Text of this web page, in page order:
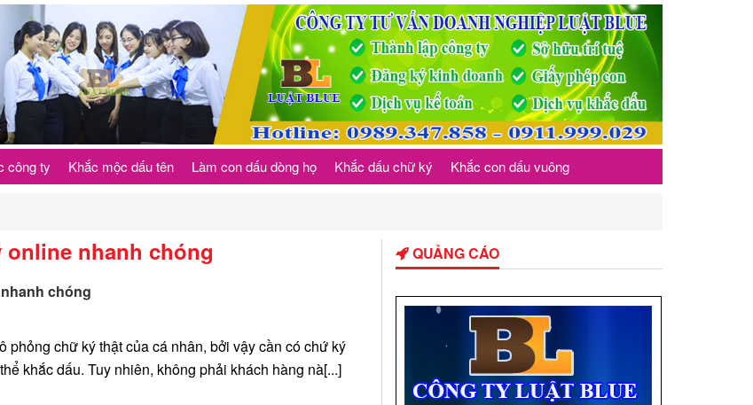
công ty Khắc mộc dấu tên Làm con dấu dòng họ Khắc dấu chữ ký Khắc con dấu vuông
online nhanh chóng
chóng
phỏng chữ ký thật của cá nhân, bởi vậy cần có chứ ký
khắc dấu. Tuy nhiên, không phải khách hàng nà[...]
QUẢNG CÁO